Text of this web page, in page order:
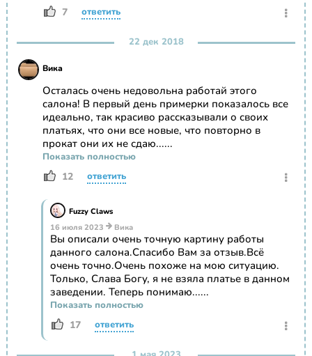
7 ответить
22 дек 2018
Вика
Осталась очень недовольна работай этого
салона! В первый день примерки показалось все
идеально, так красиво рассказывали о своих
платьях, что они все новые, что повторно в
прокат они их не сдаю......
Показать полностью
12 ответить
Fuzzy Claws
16 июля 2023
Вика
Вы описали очень точную картину работы
данного салона.Спасибо Вам за отзыв.Всё
очень точно.Очень похоже на мою ситуацию.
Только, Слава Богу, я не взяла платье в данном
заведении. Теперь понимаю......
Показать полностью
17 ответить